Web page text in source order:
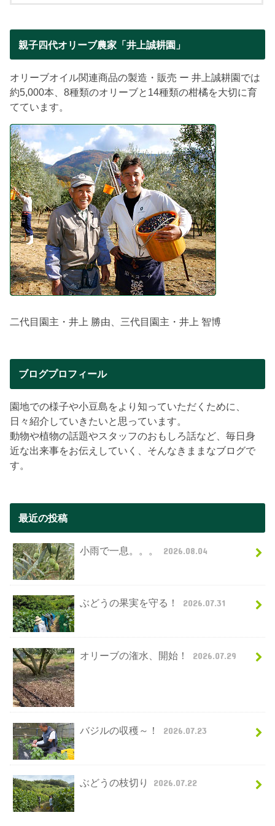
親子四代オリーブ農家「井上誠耕園」
オリーブオイル関連商品の製造・販売 ー 井上誠耕園では
約5,000本、8種類のオリーブと14種類の柑橘を大切に育
てています。
二代目園主・井上 勝由、三代目園主・井上 智博
ブログプロフィール
園地での様子や小豆島をより知っていただくために、
日々紹介していきたいと思っています。
動物や植物の話題やスタッフのおもしろ話など、毎日身
近な出来事をお伝えしていく、そんなきままなブログで
す。
最近の投稿
小雨で一息。。。 2026.08.04
ぶどうの果実を守る！ 2026.07.31
オリーブの潅水、開始！ 2026.07.29
バジルの収穫～！ 2026.07.23
ぶどうの枝切り 2026.07.22